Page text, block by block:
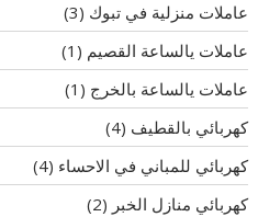
عاملات منزلية في تبوك (3)
عاملات يالساعة القصيم (1)
عاملات يالساعة بالخرج (1)
كهربائي بالقطيف (4)
كهربائي للمباني في الاحساء (4)
كهربائي منازل الخبر (2)